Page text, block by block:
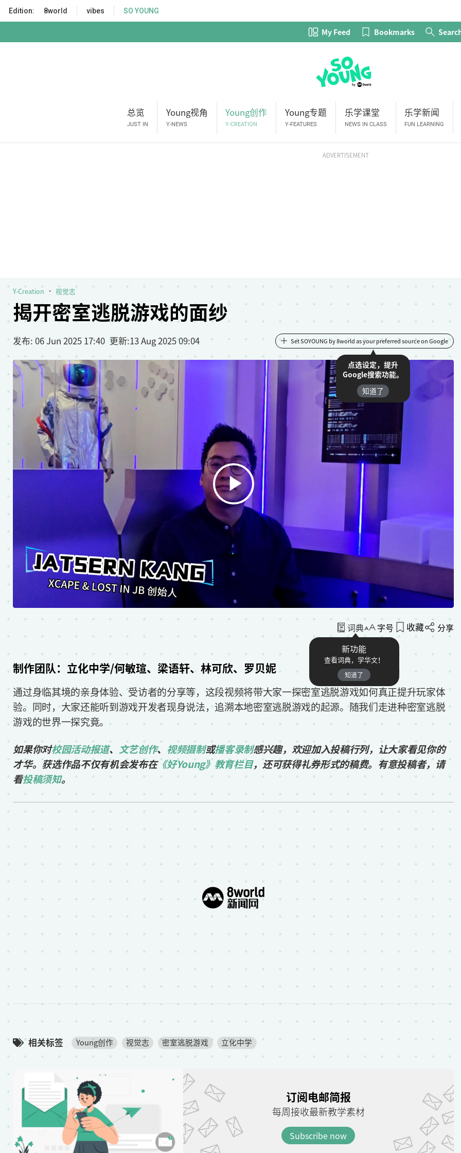
p
Edition: 8world vibes SO YOUNG
My Feed Bookmarks
总览
JUST IN
Young视角
Y-NEWS
Young创作
Y-CREATION
Young专题
Y-FEATURES
乐学课堂
NEWS IN CLASS
乐学新闻
FUN LEARNING
ADVERTISEMENT
揭开密室逃脱游戏的面纱
Y-Creation 视觉志
发布: 06 Jun 2025 17:40 更新:13 Aug 2025 09:04 Set SOYOUNG by 8world as your preferred source on Google
点选设定，提升
Google搜索功能。
知道了
词典
新功能
查看词典，学华文！
知道了
字号 收藏 分享
制作团队：立化中学/何敏瑄、梁语轩、林可欣、罗贝妮
通过身临其境的亲身体验、受访者的分享等，这段视频将带大家一探密室逃脱游戏如何真正提升玩家体
验。同时，大家还能听到游戏开发者现身说法，追溯本地密室逃脱游戏的起源。随我们走进种密室逃脱
游戏的世界一探究竟。
如果你对校园活动报道、 文艺创作、 视频摄制或播客录制感兴趣，欢迎加入投稿行列，让大家看见你的
才华。获选作品不仅有机会发布在《好Young》教育栏目，还可获得礼券形式的稿费。有意投稿者，请
看投稿须知。
相关标签 Young创作 视觉志 密室逃脱游戏 立化中学
订阅电邮简报
每周接收最新教学素材
Subscribe now